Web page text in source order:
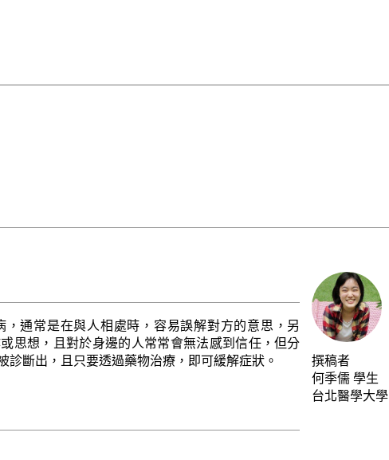
通常是在與人相處時，容易誤解對方的意思，另
思想，且對於身邊的人常常會無法感到信任，但分
斷出，且只要透過藥物治療，即可緩解症狀。
撰稿者
何季儒 學生
台北醫學大學